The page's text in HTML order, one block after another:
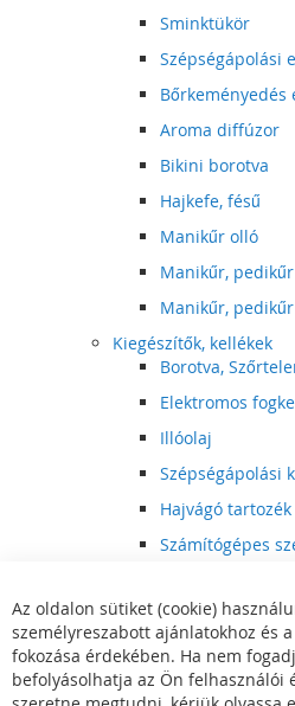
Sminktükör
Szépségápolási
Bőrkeményedés
Aroma diffúzor
Bikini borotva
Hajkefe, fésű
Manikűr olló
Manikűr,
Manikűr,
Kiegészítők, kellékek
Borotva,
Elektromos
Illóolaj
Szépségápolási
Hajvágó tartozék
Számítógépes
Hajvágó
Szórakoztató elektronika
Multimédia
DVD, BluRay
Az oldalon sütiket (cookie)
személyreszabott ajánlatokhoz és
fokozása érdekében. Ha nem
befolyásolhatja az Ön felhasználói